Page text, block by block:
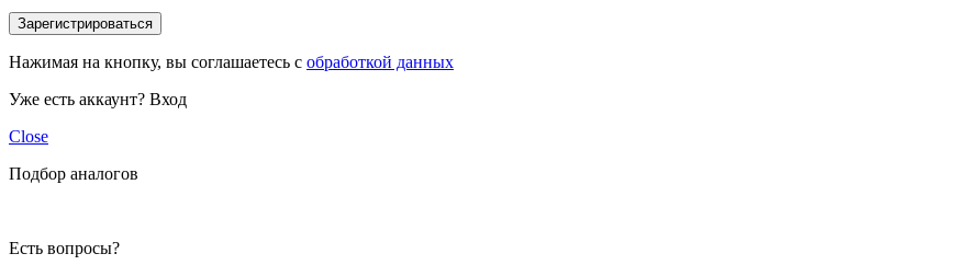
Зарегистрироваться
Нажимая на кнопку, вы соглашаетесь с обработкой данных
Уже есть аккаунт? Вход
Close
Подбор аналогов
Есть вопросы?